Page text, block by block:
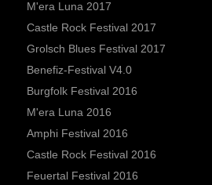
M'era Luna 2017
Castle Rock Festival 2017
Grolsch Blues Festival 2017
Benefiz-Festival V4.0
Burgfolk Festival 2016
M'era Luna 2016
Amphi Festival 2016
Castle Rock Festival 2016
Feuertal Festival 2016